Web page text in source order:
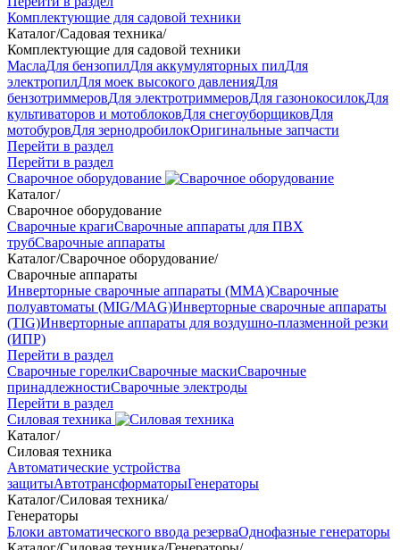
Комплектующие для садовой техники
Каталог/Садовая техника/
Комплектующие для садовой техники
МаслаДля бензопилДля аккумуляторных пилДля
электропилДля моек высокого давленияДля
бензотриммеровДля электротриммеровДля газонокосилокДля
культиваторов и мотоблоковДля снегоуборщиковДля
мотобуровДля зернодробилокОригинальные запчасти
Перейти в раздел
Перейти в раздел
Сварочное оборудование
Каталог/
Сварочное оборудование
Сварочные крагиСварочные аппараты для ПВХ
трубСварочные аппараты
Каталог/Сварочное оборудование/
Сварочные аппараты
Инверторные сварочные аппараты (ММА)Сварочные
полуавтоматы (MIG/MAG)Инверторные сварочные аппараты
(TIG)Инверторные аппараты для воздушно-плазменной резки
(ИПР)
Перейти в раздел
Сварочные горелкиСварочные маскиСварочные
принадлежностиСварочные электроды
Перейти в раздел
Силовая техника
Каталог/
Силовая техника
Автоматические устройства
защитыАвтотрансформаторыГенераторы
Каталог/Силовая техника/
Генераторы
Блоки автоматического ввода резерваОднофазные генераторы